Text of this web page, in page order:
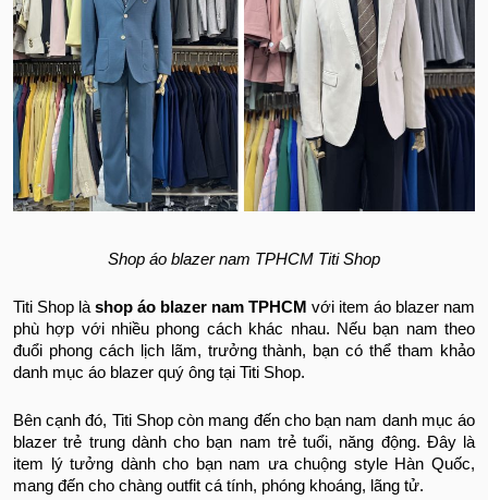
Shop áo blazer nam TPHCM Titi Shop
Titi Shop là shop áo blazer nam TPHCM với item áo blazer nam
phù hợp với nhiều phong cách khác nhau. Nếu bạn nam theo
đuổi phong cách lịch lãm, trưởng thành, bạn có thể tham khảo
danh mục áo blazer quý ông tại Titi Shop.
Bên cạnh đó, Titi Shop còn mang đến cho bạn nam danh mục áo
blazer trẻ trung dành cho bạn nam trẻ tuổi, năng động. Đây là
item lý tưởng dành cho bạn nam ưa chuộng style Hàn Quốc,
mang đến cho chàng outfit cá tính, phóng khoáng, lãng tử.